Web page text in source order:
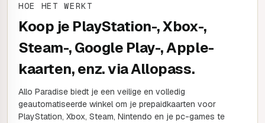
HOE HET WERKT
Koop je PlayStation-, Xbox-,
Steam-, Google Play-, Apple-
kaarten, enz. via Allopass.
Allo Paradise biedt je een veilige en volledig
geautomatiseerde winkel om je prepaidkaarten voor
PlayStation, Xbox, Steam, Nintendo en je pc-games te